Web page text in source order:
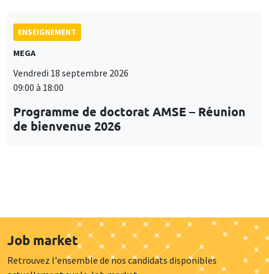
ENSEIGNEMENT
MEGA
Vendredi 18 septembre 2026
09:00 à 18:00
Programme de doctorat AMSE – Réunion
de bienvenue 2026
Job market
Retrouvez l'ensemble de nos candidats disponibles